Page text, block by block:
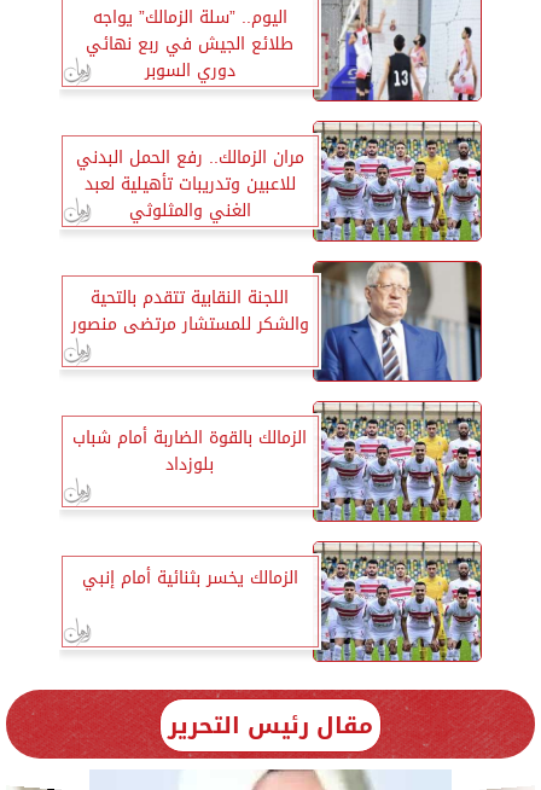
اليوم.. ”سلة الزمالك” يواجه
طلائع الجيش في ربع نهائي
دوري السوبر
مران الزمالك.. رفع الحمل البدني
للاعبين وتدريبات تأهيلية لعبد
الغني والمثلوثي
اللجنة النقابية تتقدم بالتحية
والشكر للمستشار مرتضى منصور
الزمالك بالقوة الضاربة أمام شباب
بلوزداد
الزمالك يخسر بثنائية أمام إنبي
مقال رئيس التحرير